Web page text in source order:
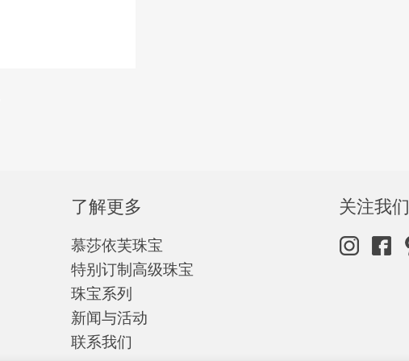
了解更多
慕莎依芙珠宝
特别订制高级珠宝
珠宝系列
新闻与活动
联系我们
关注我们